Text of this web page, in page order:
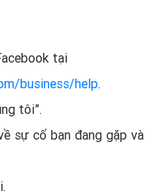
tại
business/help.
tôi”.
sự cố bạn đang gặp và